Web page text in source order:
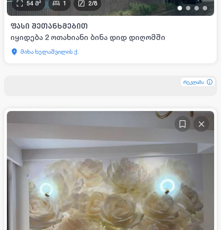
• •• •
54 მ² 1 2/8
ᲤᲐᲡᲘ ᲨᲔᲗᲐᲜᲮᲛᲔᲑᲘᲗ
იყიდება 2 ოთახიანი ბინა დიდ დიღომში
მიხა ხელაშვილის ქ.
რეკლამა
რეკლამა
რეკლამა